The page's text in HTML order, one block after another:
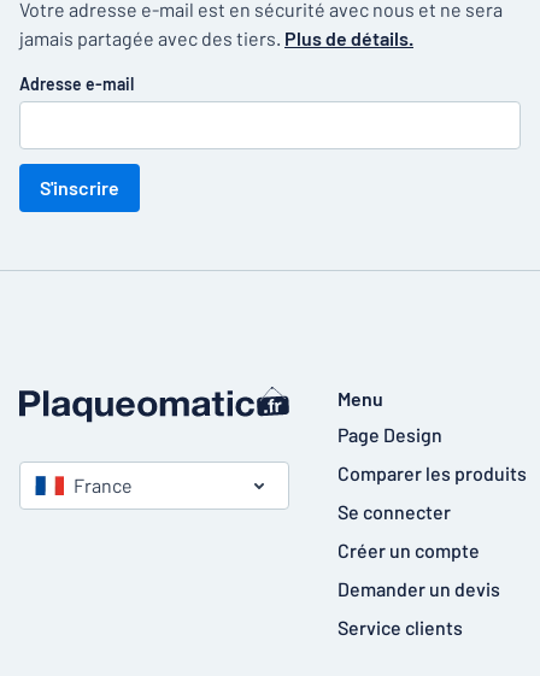
Votre adresse e-mail est en sécurité avec nous et ne sera
jamais partagée avec des tiers. Plus de détails.
Adresse e-mail
S'inscrire
France
Menu
Page Design
Comparer les produits
Se connecter
Créer un compte
Demander un devis
Service clients